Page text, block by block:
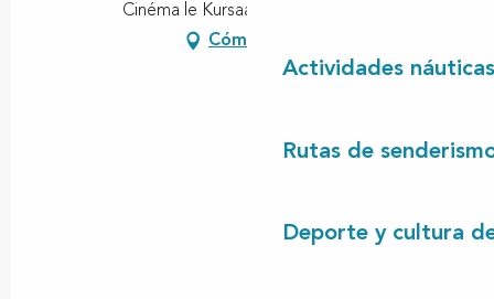
Actividades náuticas
Rutas de
Deporte y cultura
Cinéma le Kursaal, 40260 Castets
Cómo llegar